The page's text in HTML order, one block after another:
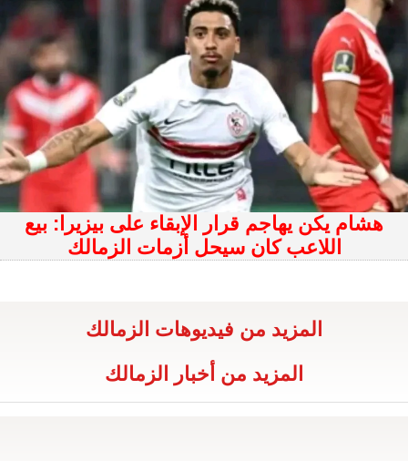
هشام يكن يهاجم قرار الإبقاء على بيزيرا: بيع
اللاعب كان سيحل أزمات الزمالك
المزيد من فيديوهات الزمالك
المزيد من أخبار الزمالك